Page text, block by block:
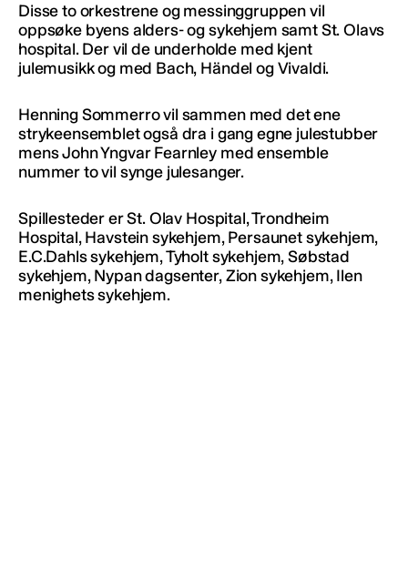
Disse to orkestrene og messinggruppen vil
oppsøke byens alders- og sykehjem samt St. Olavs
hospital. Der vil de underholde med kjent
julemusikk og med Bach, Händel og Vivaldi.
Henning Sommerro vil sammen med det ene
strykeensemblet også dra i gang egne julestubber
mens John Yngvar Fearnley med ensemble
nummer to vil synge julesanger.
Spillesteder er St. Olav Hospital, Trondheim
Hospital, Havstein sykehjem, Persaunet sykehjem,
E.C.Dahls sykehjem, Tyholt sykehjem, Søbstad
sykehjem, Nypan dagsenter, Zion sykehjem, Ilen
menighets sykehjem.